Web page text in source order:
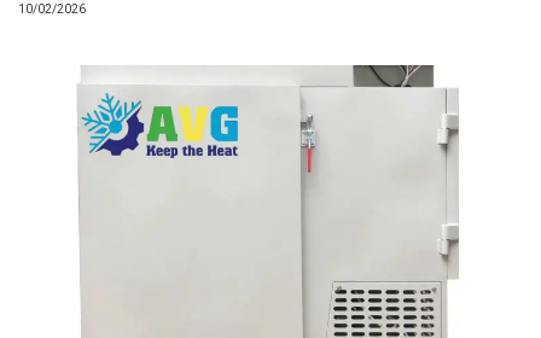
10/02/2026